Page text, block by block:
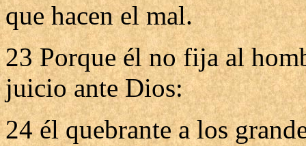
que hacen el mal.
23 Porque él no fija al
juicio ante Dios:
24 él quebrante a los